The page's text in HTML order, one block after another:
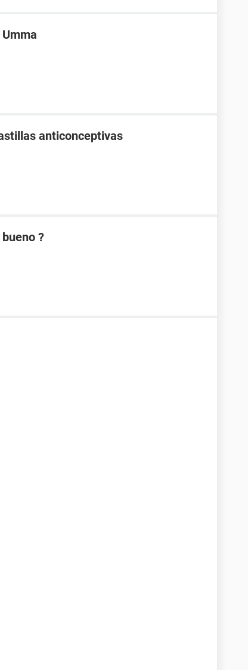
anticonceptivas
?